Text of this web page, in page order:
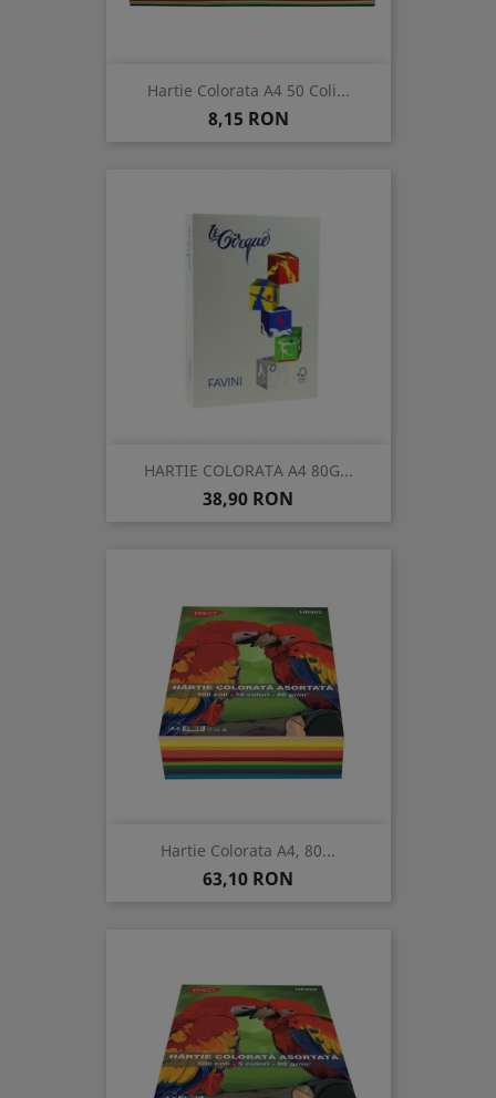
Hartie Colorata A4 50 Coli...
Pret
8,15 RON
HARTIE COLORATA A4 80G...
Pret
38,90 RON
Hartie Colorata A4, 80...
Pret
63,10 RON